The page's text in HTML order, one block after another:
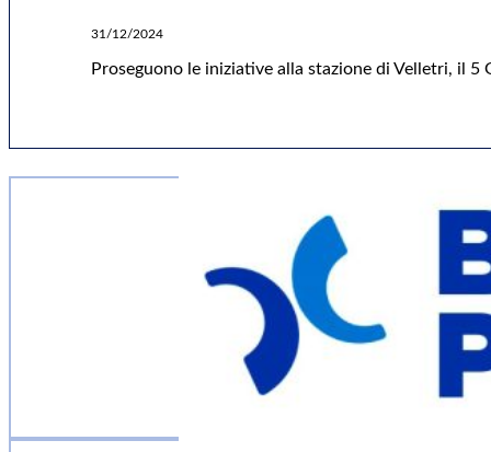
31/12/2024
Proseguono le iniziative alla stazione di Velletri, il